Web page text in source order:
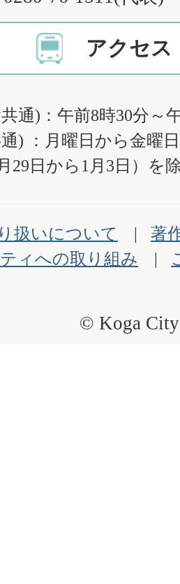
アクセス
通)：午前8時30分～
) ：月曜日から金曜
29日から1月3日）を
扱いについて
著
ィへの取り組み
© Koga City